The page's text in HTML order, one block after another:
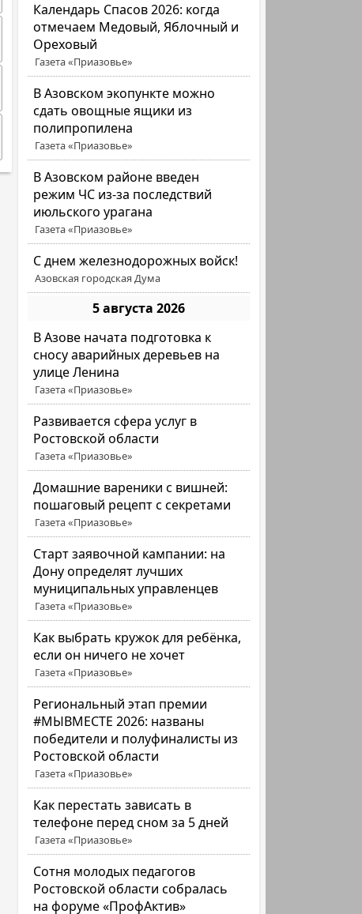
Календарь Спасов 2026: когда
отмечаем Медовый, Яблочный и
Ореховый
Газета «Приазовье»
В Азовском экопункте можно
сдать овощные ящики из
полипропилена
Газета «Приазовье»
В Азовском районе введен
режим ЧС из-за последствий
июльского урагана
Газета «Приазовье»
С днем железнодорожных войск!
Азовская городская Дума
5 августа 2026
В Азове начата подготовка к
сносу аварийных деревьев на
улице Ленина
Газета «Приазовье»
Развивается сфера услуг в
Ростовской области
Газета «Приазовье»
Домашние вареники с вишней:
пошаговый рецепт с секретами
Газета «Приазовье»
Старт заявочной кампании: на
Дону определят лучших
муниципальных управленцев
Газета «Приазовье»
Как выбрать кружок для ребёнка,
если он ничего не хочет
Газета «Приазовье»
Региональный этап премии
#МЫВМЕСТЕ 2026: названы
победители и полуфиналисты из
Ростовской области
Газета «Приазовье»
Как перестать зависать в
телефоне перед сном за 5 дней
Газета «Приазовье»
Сотня молодых педагогов
Ростовской области собралась
на форуме «ПрофАктив»